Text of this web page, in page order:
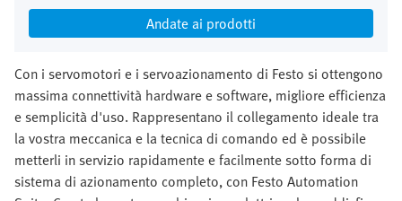
Andate ai prodotti
Con i servomotori e i servoazionamento di Festo si ottengono
massima connettività hardware e software, migliore efficienza
e semplicità d'uso. Rappresentano il collegamento ideale tra
la vostra meccanica e la tecnica di comando ed è possibile
metterli in servizio rapidamente e facilmente sotto forma di
sistema di azionamento completo, con Festo Automation